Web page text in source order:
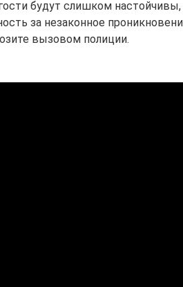
будут слишком
за незаконное
вызовом полиции.